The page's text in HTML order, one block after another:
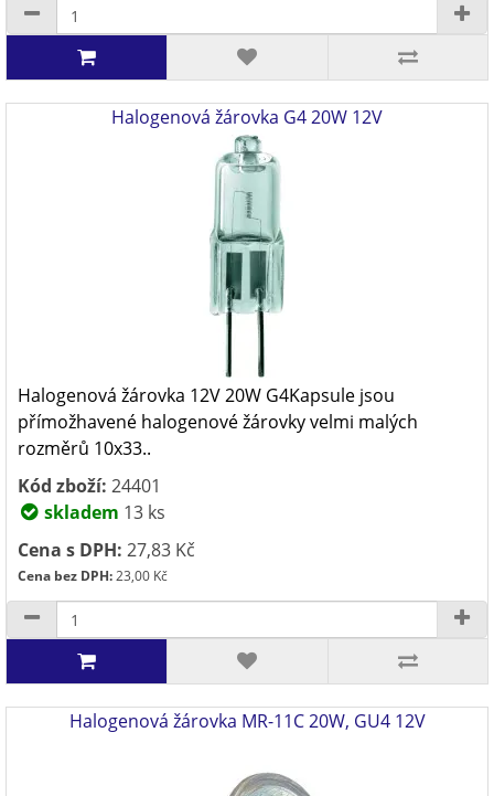
Halogenová žárovka G4 20W 12V
Halogenová žárovka 12V 20W G4Kapsule jsou
přímožhavené halogenové žárovky velmi malých
rozměrů 10x33..
Kód zboží: 24401
skladem 13 ks
Cena s DPH: 27,83 Kč
Cena bez DPH:23,00 Kč
Halogenová žárovka MR-11C 20W, GU4 12V